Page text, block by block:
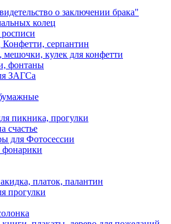
о заключении брака"
колец
Конфетти, серпантин
мешочки, кулек для конфетти
фонтаны
ЗАГСа
пикника, прогулки
счастье
для Фотосессии
платок, палантин
прогулки